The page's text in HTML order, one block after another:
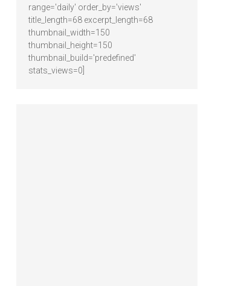
range='daily' order_by='views'
title_length=68 excerpt_length=68
thumbnail_width=150
thumbnail_height=150
thumbnail_build='predefined'
stats_views=0]